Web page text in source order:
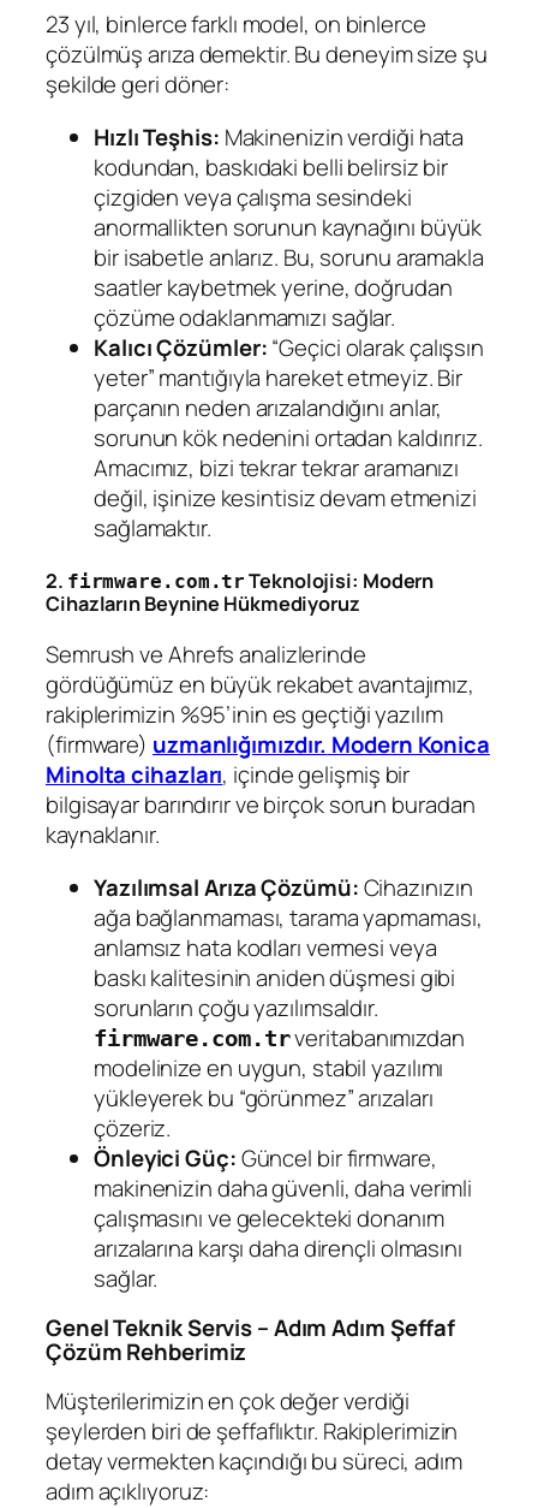
23 yıl, binlerce farklı model, on binlerce
çözülmüş arıza demektir. Bu deneyim size şu
şekilde geri döner:
Hızlı Teşhis: Makinenizin verdiği hata
kodundan, baskıdaki belli belirsiz bir
çizgiden veya çalışma sesindeki
anormallikten sorunun kaynağını büyük
bir isabetle anlarız. Bu, sorunu aramakla
saatler kaybetmek yerine, doğrudan
çözüme odaklanmamızı sağlar.
Kalıcı Çözümler:“Geçici olarak çalışsın
yeter” mantığıyla hareket etmeyiz. Bir
parçanın neden arızalandığını anlar,
sorunun kök nedenini ortadan kaldırırız.
Amacımız, bizi tekrar tekrar aramanızı
değil, işinize kesintisiz devam etmenizi
sağlamaktır.
2. firmware.com.tr Teknolojisi: Modern
Cihazların Beynine Hükmediyoruz
Semrush ve Ahrefs analizlerinde
gördüğümüz en büyük rekabet avantajımız,
rakiplerimizin %95’inin es geçtiği yazılım
(firmware) uzmanlığımızdır. Modern Konica
Minolta cihazları, içinde gelişmiş bir
bilgisayar barındırır ve birçok sorun buradan
kaynaklanır.
Yazılımsal Arıza Çözümü:Cihazınızın
ağa bağlanmaması, tarama yapmaması,
anlamsız hata kodları vermesi veya
baskı kalitesinin aniden düşmesi gibi
sorunların çoğu yazılımsaldır.
firmware.com.trveritabanımızdan
modelinize en uygun, stabil yazılımı
yükleyerek bu “görünmez” arızaları
çözeriz.
Önleyici Güç:Güncel bir firmware,
makinenizin daha güvenli, daha verimli
çalışmasını ve gelecekteki donanım
arızalarına karşı daha dirençli olmasını
sağlar.
Genel Teknik Servis – Adım Adım Şeffaf
Çözüm Rehberimiz
Müşterilerimizin en çok değer verdiği
şeylerden biri de şeffaflıktır. Rakiplerimizin
detay vermekten kaçındığı bu süreci, adım
adım açıklıyoruz: